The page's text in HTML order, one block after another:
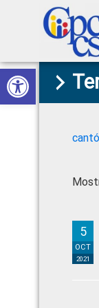
Abrir
Skip
to
primary
Skip
to
main
Skip
to
primary
Skip
to
footer
de
Poder
Ciudadano
5
OCT
2021